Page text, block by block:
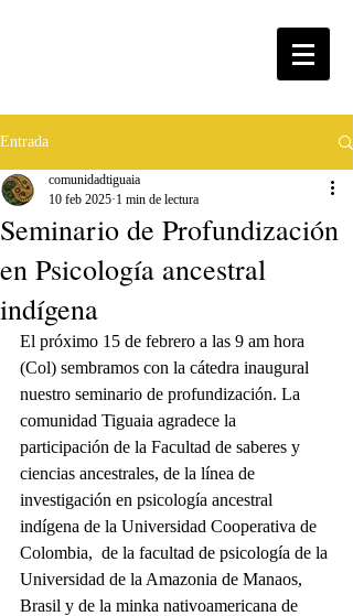
Entrada
Seminario de Profundización
en Psicología ancestral
indígena
comunidadtiguaia
10 feb 2025 1 min de lectura
El próximo 15 de febrero a las 9 am hora
(Col) sembramos con la cátedra inaugural
nuestro seminario de profundización. La
comunidad Tiguaia agradece la
participación de la Facultad de saberes y
ciencias ancestrales, de la línea de
investigación en psicología ancestral
indígena de la Universidad Cooperativa de
Colombia,  de la facultad de psicología de la
Universidad de la Amazonia de Manaos,
Brasil y de la minka nativoamericana de